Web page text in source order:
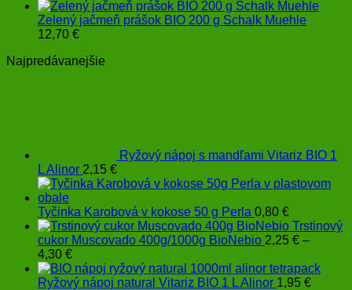
Zelený jačmeň prášok BIO 200 g Schalk Muehle
12,70 €
Najpredávanejšie
Ryžový nápoj s mandľami Vitariz BIO 1
L Alinor 2,15 €
Tyčinka Karobová v kokose 50 g Perla 0,80 €
Trstinový
cukor Muscovado 400g/1000g BioNebio 2,25 € –
4,30 €Price
range:
2,25 €
Ryžový nápoj natural Vitariz BIO 1 L Alinor 1,95 €